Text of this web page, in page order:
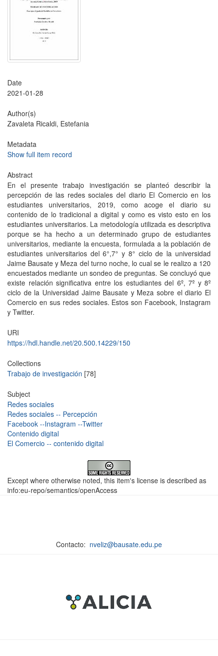
Date
2021-01-28
Author(s)
Zavaleta Ricaldi, Estefania
Metadata
Show full item record
Abstract
En el presente trabajo investigación se planteó describir la
percepción de las redes sociales del diario El Comercio en los
estudiantes universitarios, 2019, como acoge el diario su
contenido de lo tradicional a digital y como es visto esto en los
estudiantes universitarios. La metodología utilizada es descriptiva
porque se ha hecho a un determinado grupo de estudiantes
universitarios, mediante la encuesta, formulada a la población de
estudiantes universitarios del 6°,7° y 8° ciclo de la universidad
Jaime Bausate y Meza del turno noche, lo cual se le realizo a 120
encuestados mediante un sondeo de preguntas. Se concluyó que
existe relación significativa entre los estudiantes del 6º, 7º y 8º
ciclo de la Universidad Jaime Bausate y Meza sobre el diario El
Comercio en sus redes sociales. Estos son Facebook, Instagram
y Twitter.
URI
https://hdl.handle.net/20.500.14229/150
Collections
Trabajo de investigación [78]
Subject
Redes sociales
Redes sociales -- Percepción
Facebook --Instagram --Twitter
Contenido digital
El Comercio -- contenido digital
Except where otherwise noted, this item's license is described as
info:eu-repo/semantics/openAccess
Contacto: nveliz@bausate.edu.pe